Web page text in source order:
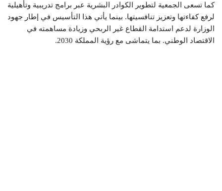
كما تسعى الجمعية لتطوير الكوادر البشرية عبر برامج تدريبية وتأهيلية
لرفع كفاءتها وتعزيز تنافسيتها. بينما يأتي هذا التأسيس في إطار جهود
الوزارة لدعم استدامة القطاع غير الربحي وزيادة مساهمته في
الاقتصاد الوطني. بما يتماشى مع رؤية المملكة 2030.